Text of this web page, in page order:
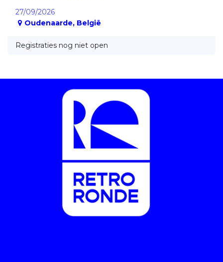
27/09/2026
Oudenaarde, België
Registraties nog niet open